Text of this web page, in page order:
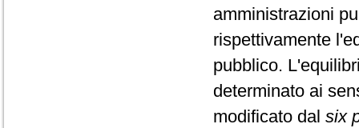
amministrazioni
rispettivamente
pubblico.
determinato ai
modificato dal six